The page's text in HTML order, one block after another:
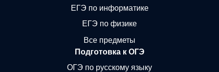
ЕГЭ по информатике
ЕГЭ по физике
Все предметы
Подготовка к ОГЭ
ОГЭ по русскому языку